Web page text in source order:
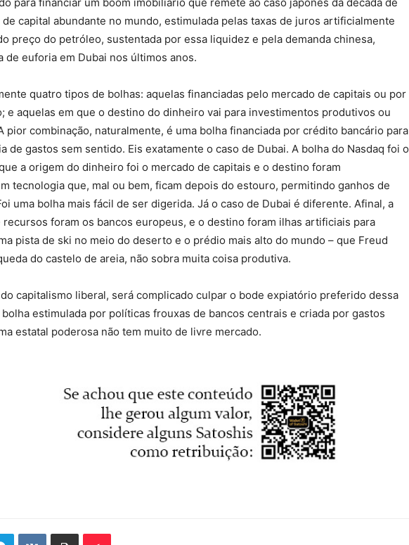
de capital abundante no mundo, estimulada pelas taxas de juros artificialmente
preço do petróleo, sustentada por essa liquidez e pela demanda chinesa,
de euforia em Dubai nos últimos anos.
quatro tipos de bolhas: aquelas financiadas pelo mercado de capitais ou por
e aquelas em que o destino do dinheiro vai para investimentos produtivos ou
pior combinação, naturalmente, é uma bolha financiada por crédito bancário para
de gastos sem sentido. Eis exatamente o caso de Dubai. A bolha do Nasdaq foi o
a origem do dinheiro foi o mercado de capitais e o destino foram
tecnologia que, mal ou bem, ficam depois do estouro, permitindo ganhos de
uma bolha mais fácil de ser digerida. Já o caso de Dubai é diferente. Afinal, a
foram os bancos europeus, e o destino foram ilhas artificiais para
pista de ski no meio do deserto e o prédio mais alto do mundo – que Freud
do castelo de areia, não sobra muita coisa produtiva.
capitalismo liberal, será complicado culpar o bode expiatório preferido dessa
estimulada por políticas frouxas de bancos centrais e criada por gastos
estatal poderosa não tem muito de livre mercado.